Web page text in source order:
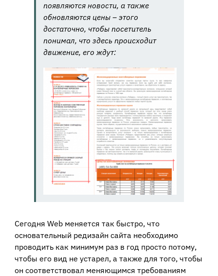
появляются новости, а также
обновляются цены – этого
достаточно, чтобы посетитель
понимал, что здесь происходит
движение, его ждут:
Сегодня Web меняется так быстро, что
основательный редизайн сайта необходимо
проводить как минимум раз в год просто потому,
чтобы его вид не устарел, а также для того, чтобы
он соответствовал меняющимся требованиям